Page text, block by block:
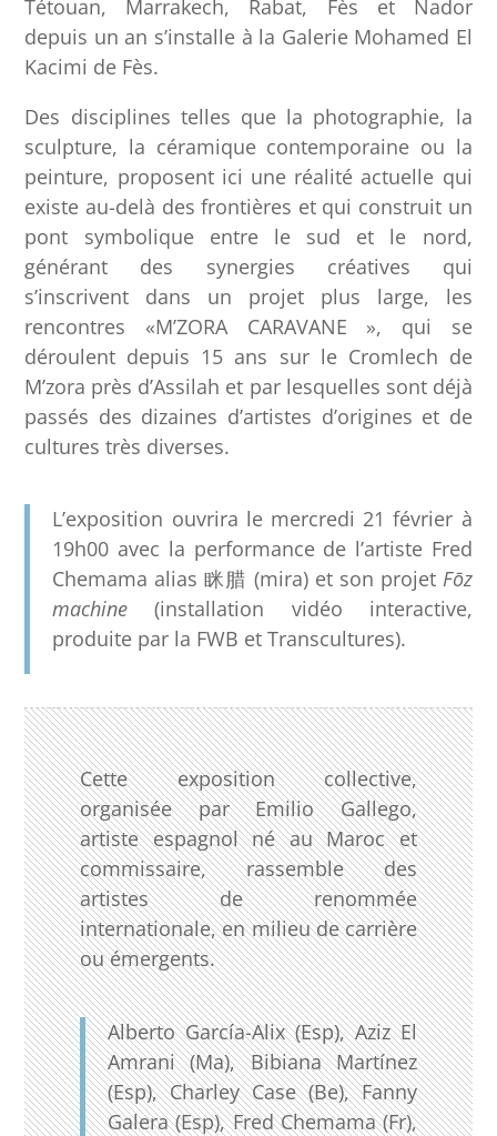
Tétouan, Marrakech, Rabat, Fès et Nador
depuis un an s’installe à la Galerie Mohamed El
Kacimi de Fès.
Des disciplines telles que la photographie, la
sculpture, la céramique contemporaine ou la
peinture, proposent ici une réalité actuelle qui
existe au-delà des frontières et qui construit un
pont symbolique entre le sud et le nord,
générant des synergies créatives qui
s’inscrivent dans un projet plus large, les
rencontres «M’ZORA CARAVANE », qui se
déroulent depuis 15 ans sur le Cromlech de
M’zora près d’Assilah et par lesquelles sont déjà
passés des dizaines d’artistes d’origines et de
cultures très diverses.
L’exposition ouvrira le mercredi 21 février à
19h00 avec la performance de l’artiste Fred
Chemama alias 眯腊 (mira) et son projet Fōz
machine (installation vidéo interactive,
produite par la FWB et Transcultures).
Cette exposition collective,
organisée par Emilio Gallego,
artiste espagnol né au Maroc et
commissaire, rassemble des
artistes de renommée
internationale, en milieu de carrière
ou émergents.
Alberto García-Alix (Esp), Aziz El
Amrani (Ma), Bibiana Martínez
(Esp), Charley Case (Be), Fanny
Galera (Esp), Fred Chemama (Fr),